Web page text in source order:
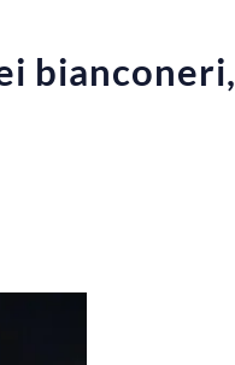
bianconeri,